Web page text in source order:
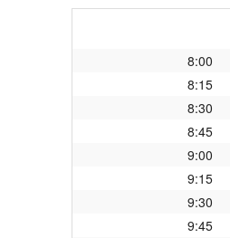
8:00
8:15
8:30
8:45
9:00
9:15
9:30
9:45